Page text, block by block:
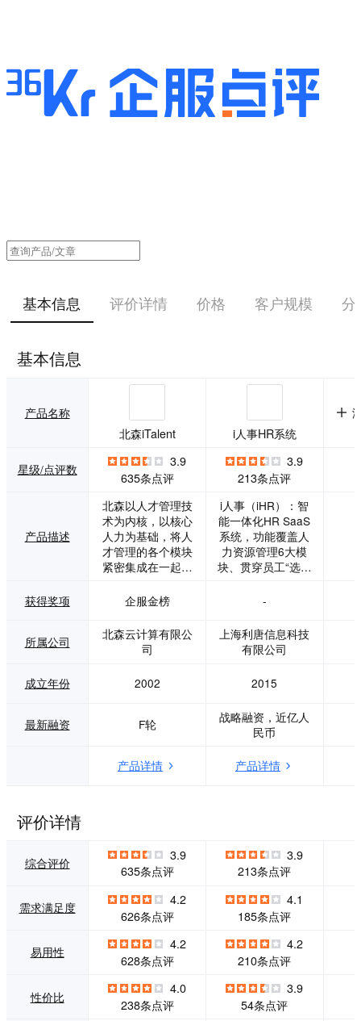
基本信息 评价详情 价格 客户规模 分
基本信息
产品名称
北森iTalent
i人事HR系统
星级/点评数
3.9
635条点评
3.9
213条点评
产品描述
北森以人才管理技
术为内核，以核心
人力为基础，将人
才管理的各个模块
紧密集成在一起，
aaS及人才管理平
alentX可以帮助企
业实现从员工招
募、入职、管理到
管理，快速提升人
人力资源管理效
率，帮助员工快速
策。 截至目前，北
业。每天，有超过1
5万的HR和2000万
TalentX。在互联
网、金融、汽车、
锁、制造、央国企
等行业，北森已经
成为头部企业广泛
认可的合作伙伴。
2016年至今连续五
i人事（iHR）：智
能一体化HR SaaS
系统，功能覆盖人
力资源管理6大模
块、贯穿员工“选用
环，提升管理效
率；移动端/PC端
联动，帮助企业将
上，全面收集HR数
策。 i人事核心功能
包括组织人事、考
酬、移动绩效、分
态。 i人事具有开
放、灵活、兼容的
三方平台与自建应
用对接，目前，i人
伴”包括钉钉、企业
微信、飞书、国税
系统、BI系统、数
字合同、OA系统、
CRM系统、财务系
获得奖项 企服金榜 -
所属公司
北森云计算有限公
司
上海利唐信息科技
有限公司
成立年份 2002 2015
最新融资 F轮
战略融资，近亿人
民币
产品详情 产品详情
评价详情
综合评价
3.9
635条点评
3.9
213条点评
需求满足度
4.2
626条点评
4.1
185条点评
易用性
4.2
628条点评
4.2
210条点评
性价比
4.0
238条点评
3.9
54条点评